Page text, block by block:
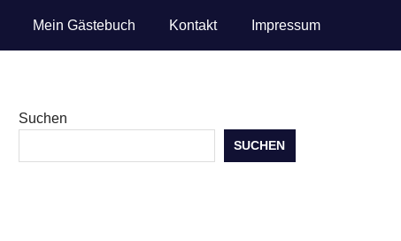
Mein Gästebuch Kontakt Impressum
Suchen
SUCHEN